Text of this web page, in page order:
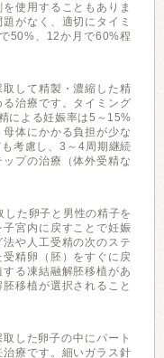
使用することもありま
がなく、適切にタイミ
50%、12か月で60%程
して精製・濃縮した精
治療です。タイミング
による妊娠率は5～15%
体にかかる負担が少な
考慮し、3～4周期継続
プの治療（体外受精な
た卵子と男性の精子を
宮内に戻すことで妊娠
や人工受精の次のステ
精卵（胚）をすぐに戻
る凍結融解胚移植があ
移植が選択されること
した卵子の中にパート
療です。細いガラス針